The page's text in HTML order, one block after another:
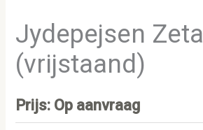
Jydepejsen Zeta
(vrijstaand)
Prijs: Op aanvraag